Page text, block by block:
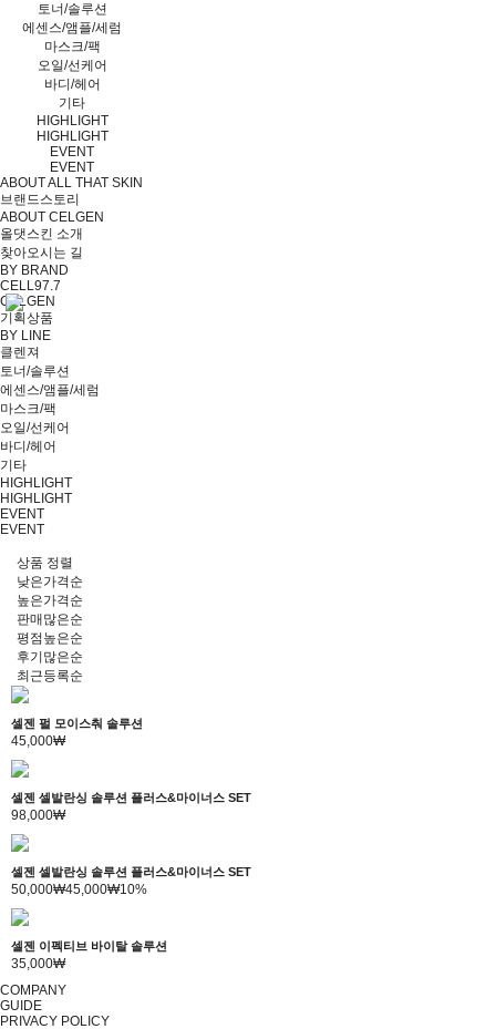
토너/솔루션
에센스/앰플/세럼
마스크/팩
오일/선케어
바디/헤어
기타
HIGHLIGHT
HIGHLIGHT
EVENT
EVENT
ABOUT ALL THAT SKIN
브랜드스토리
ABOUT CELGEN
올댓스킨 소개
찾아오시는 길
BY BRAND
CELL97.7
CELGEN
기획상품
BY LINE
클렌져
토너/솔루션
에센스/앰플/세럼
마스크/팩
오일/선케어
바디/헤어
기타
HIGHLIGHT
HIGHLIGHT
EVENT
EVENT
상품 정렬
낮은가격순
높은가격순
판매많은순
평점높은순
후기많은순
최근등록순
셀젠 펄 모이스춰 솔루션
45,000₩
셀젠 셀발란싱 솔루션 플러스&마이너스 SET
98,000₩
셀젠 셀발란싱 솔루션 플러스&마이너스 SET
50,000₩45,000₩10%
셀젠 이펙티브 바이탈 솔루션
35,000₩
COMPANY
GUIDE
PRIVACY POLICY